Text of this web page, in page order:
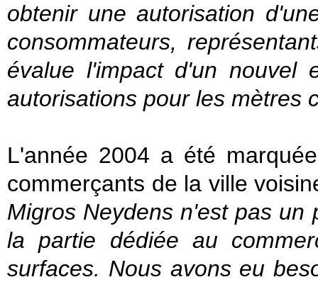
obtenir une autorisation
consommateurs,
évalue l'impact d'un nouvel
autorisations pour les mètres
L'année 2004 a été
commerçants de la ville
Migros Neydens n'est pas un
la partie dédiée au
surfaces. Nous avons eu